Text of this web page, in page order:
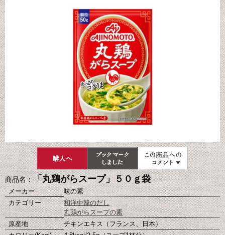
商品名：「丸鶏がらスープ」５０ｇ袋
メーカー
味の素
カテゴリー
和洋中韓のだし
丸鶏がらスープの素
原産地
チキンエキス（フランス、日本）